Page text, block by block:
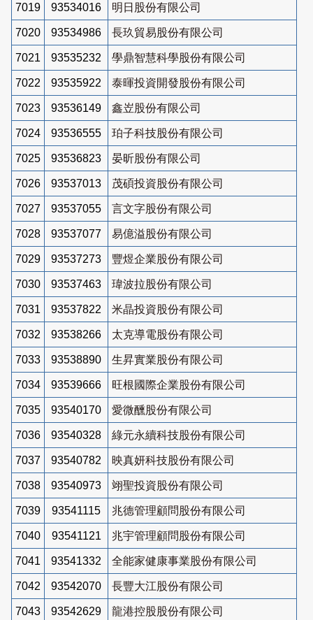
7019 93534016 明日股份有限公司
7020 93534986 長玖貿易股份有限公司
7021 93535232 學鼎智慧科學股份有限公司
7022 93535922 泰暉投資開發股份有限公司
7023 93536149 鑫岦股份有限公司
7024 93536555 珀子科技股份有限公司
7025 93536823 晏昕股份有限公司
7026 93537013 茂碩投資股份有限公司
7027 93537055 言文字股份有限公司
7028 93537077 易億溢股份有限公司
7029 93537273 豐煜企業股份有限公司
7030 93537463 瑋波拉股份有限公司
7031 93537822 米晶投資股份有限公司
7032 93538266 太克導電股份有限公司
7033 93538890 生昇實業股份有限公司
7034 93539666 旺根國際企業股份有限公司
7035 93540170 愛微醺股份有限公司
7036 93540328 綠元永續科技股份有限公司
7037 93540782 映真妍科技股份有限公司
7038 93540973 翊聖投資股份有限公司
7039 93541115 兆德管理顧問股份有限公司
7040 93541121 兆宇管理顧問股份有限公司
7041 93541332 全能家健康事業股份有限公司
7042 93542070 長豐大江股份有限公司
7043 93542629 龍港控股股份有限公司